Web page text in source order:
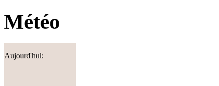
Météo
Aujourd'hui: